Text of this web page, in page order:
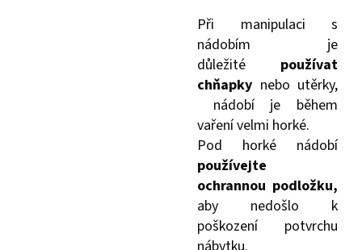
Při manipulaci s
nádobím je
důležité používat
chňapky nebo utěrky,
nádobí je během
vaření velmi horké.
Pod horké nádobí
používejte
ochrannou podložku,
aby nedošlo k
poškození potvrchu